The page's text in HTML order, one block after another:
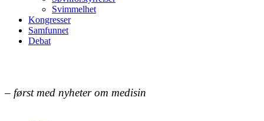
Svimmelhet
Kongresser
Samfunnet
Debat
– først med nyheter om medisin